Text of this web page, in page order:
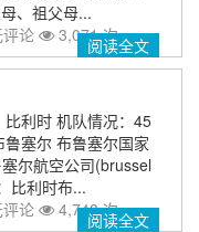
、祖父母...
论 3,071 次阅读全文
利时 机队情况：45
塞尔 布鲁塞尔国家
尔航空公司(brussel
比利时布...
论 4,748 次阅读全文